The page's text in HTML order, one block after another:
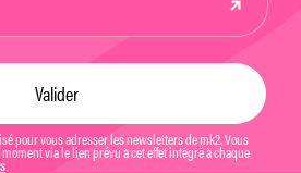
pour vous adresser les newsletters de mk2. Vous
via le lien prévu à cet effet intégré à chaque